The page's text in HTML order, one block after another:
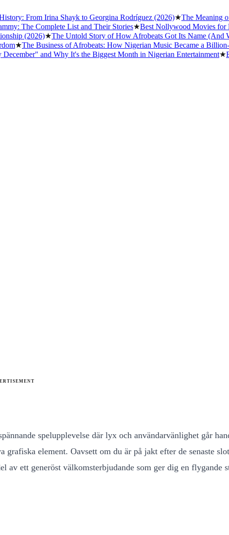
From Irina Shayk to Georgina Rodríguez (2026)★The Meaning of
The Complete List and Their Stories★Best Nollywood Movies for
(2026)★The Untold Story of How Afrobeats Got Its Name (And
★The Business of Afrobeats: How Nigerian Music Became a Billion-
and Why It's the Biggest Month in Nigerian Entertainment★
spelupplevelse där lyx och användarvänlighet går
element. Oavsett om du är på jakt efter de senaste
ett generöst välkomsterbjudande som ger dig en flygande